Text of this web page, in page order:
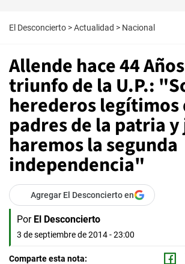
El Desconcierto >Actualidad > Nacional
Allende hace 44
triunfo de la U.P.:
herederos legítimos
padres de la patria
haremos la segunda
independencia"
Agregar El Desconcierto en
Por El Desconcierto
3 de septiembre de 2014 - 23:00
Comparte esta nota: